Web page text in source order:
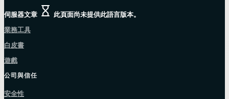
伺服器文章
此頁面尚未提供此語言版本。
業務工具
白皮書
遊戲
公司與信任
安全性